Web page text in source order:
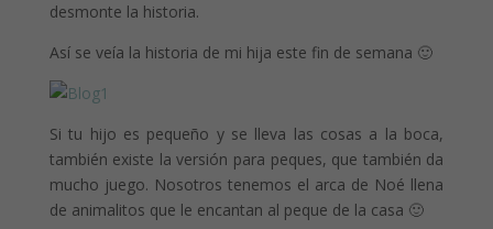
desmonte la historia.
Así se veía la historia de mi hija este fin de semana 🙂
Si tu hijo es pequeño y se lleva las cosas a la boca,
también existe la versión para peques, que también da
mucho juego. Nosotros tenemos el arca de Noé llena
de animalitos que le encantan al peque de la casa 🙂